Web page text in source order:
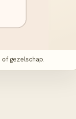
gezelschap.